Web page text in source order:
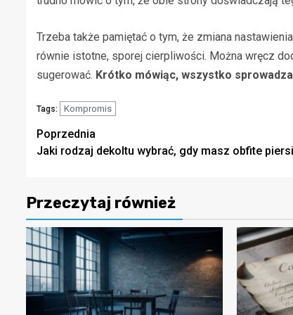
Trzeba także pamiętać o tym, że zmiana
równie istotne, sporej cierpliwości. Można wręcz
sugerować. Krótko mówiąc, wszystko
Tags: Kompromis
Zobacz
wpisy
Poprzednia
Jaki rodzaj dekoltu wybrać, gdy masz obfite
Przeczytaj również